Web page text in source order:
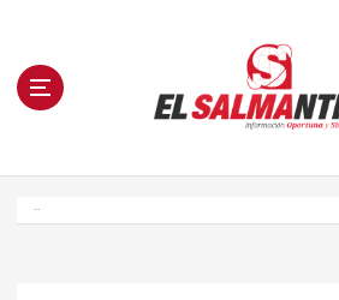
n El Salmantino -